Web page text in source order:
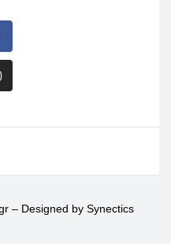
– Designed by Synectics